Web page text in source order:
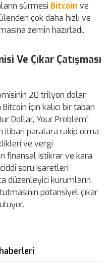
sürmesi Bitcoin ve
çok daha hızlı ve
zemin hazırladı.
Ve Çıkar Çatışması
20 trilyon dolar
için kalıcı bir taban
Dollar, Your Problem"
itibari paralara rakip olma
ve vergi
finansal istikrar ve kara
soru işaretleri
düzenleyici kurumların
potansiyel çıkar